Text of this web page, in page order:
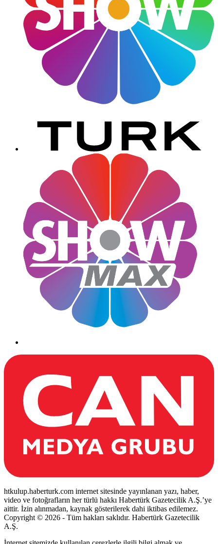
htkulup.haberturk.com internet sitesinde yayınlanan yazı, haber,
video ve fotoğrafların her türlü hakkı Habertürk Gazetecilik A.Ş.’ye
aittir. İzin alınmadan, kaynak gösterilerek dahi iktibas edilemez.
Copyright © 2026 - Tüm hakları saklıdır. Habertürk Gazetecilik
A.Ş.